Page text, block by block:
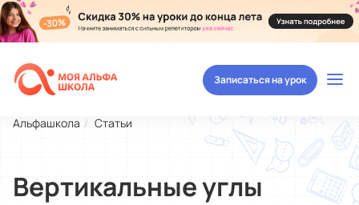
Записаться на урок
Альфашкола Статьи
Вертикальные углы